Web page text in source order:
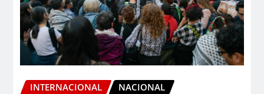
INTERNACIONAL NACIONAL